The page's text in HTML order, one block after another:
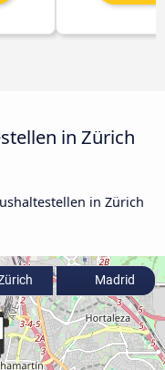
in Zürich
in Zürich
Madrid